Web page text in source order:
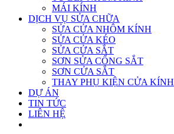
MÁI KÍNH
DỊCH VỤ SỬA CHỮA
SỬA CỬA NHÔM KÍNH
SỬA CỬA KÉO
SỬA CỬA SẮT
SƠN SỬA CỔNG SẮT
SƠN CỬA SẮT
THAY PHỤ KIỆN CỬA KÍNH
DỰ ÁN
TIN TỨC
LIÊN HỆ